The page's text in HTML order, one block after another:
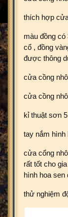
thích hợp
màu đồng có
cổ , đồng
được thông
cửa cồng
cửa cồng
kỉ thuật sơn
tay nắm hình
cửa cổng
rất tốt cho
hình hoa
thử nghiệm